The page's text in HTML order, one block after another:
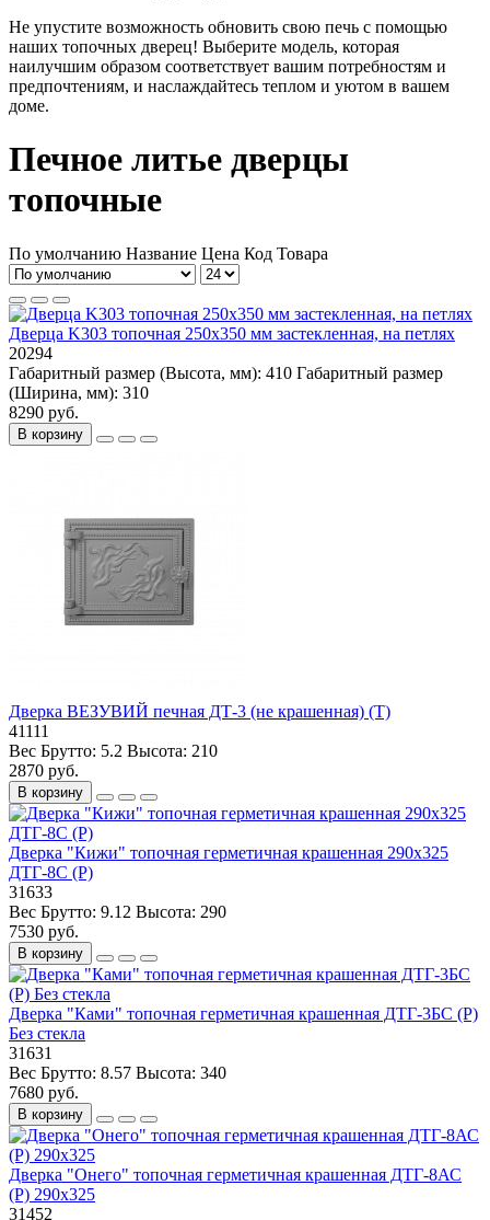
Не упустите возможность обновить свою печь с помощью
наших топочных дверец! Выберите модель, которая
наилучшим образом соответствует вашим потребностям и
предпочтениям, и наслаждайтесь теплом и уютом в вашем
доме.
Печное литье дверцы
топочные
По умолчанию Название Цена Код Товара
Дверца K303 топочная 250х350 мм застекленная, на петлях
20294
Габаритный размер (Высота, мм): 410 Габаритный размер
(Ширина, мм): 310
8290 руб.
В корзину
Дверка ВЕЗУВИЙ печная ДТ-3 (не крашенная) (Т)
41111
Вес Брутто: 5.2 Высота: 210
2870 руб.
В корзину
Дверка "Кижи" топочная герметичная крашенная 290х325
ДТГ-8С (Р)
31633
Вес Брутто: 9.12 Высота: 290
7530 руб.
В корзину
Дверка "Ками" топочная герметичная крашенная ДТГ-3БС (Р)
Без стекла
31631
Вес Брутто: 8.57 Высота: 340
7680 руб.
В корзину
Дверка "Онего" топочная герметичная крашенная ДТГ-8АС
(Р) 290х325
31452